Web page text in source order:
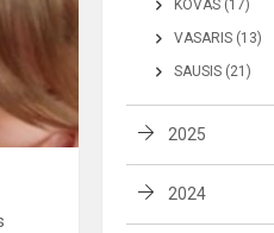
KOVAS (17)
VASARIS (13)
SAUSIS (21)
2025
2024